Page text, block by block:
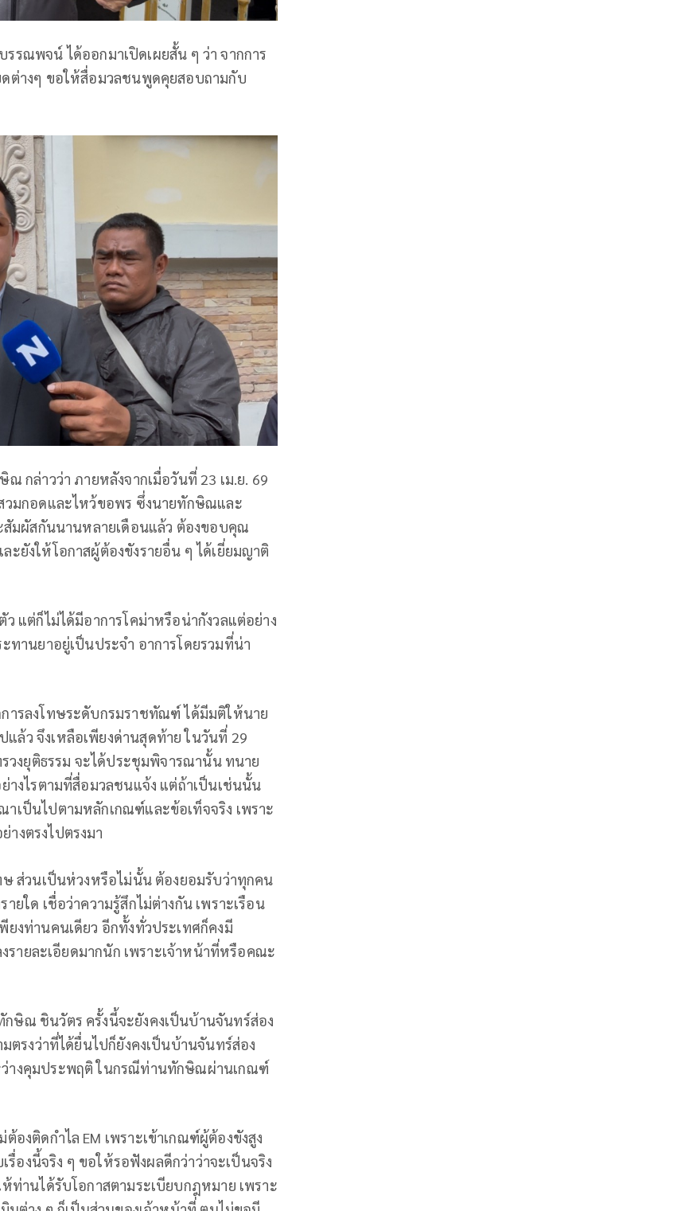
รณพจน์ ได้ออกมาเปิดเผยสั้น ๆ ว่า จากการ
ต่างๆ ขอให้สื่อมวลชนพูดคุยสอบถามกับ
กล่าวว่า ภายหลังจากเมื่อวันที่ 23 เม.ย. 69
วมกอดและไหว้ขอพร ซึ่งนายทักษิณและ
สัมผัสกันนานหลายเดือนแล้ว ต้องขอบคุณ
ยังให้โอกาสผู้ต้องขังรายอื่น ๆ ได้เยี่ยมญาติ
แต่ก็ไม่ได้มีอาการโคม่าหรือน่ากังวลแต่อย่าง
านยาอยู่เป็นประจำ อาการโดยรวมที่น่า
ารลงโทษระดับกรมราชทัณฑ์ ได้มีมติให้นาย
ว จึงเหลือเพียงด่านสุดท้าย ในวันที่ 29
วงยุติธรรม จะได้ประชุมพิจารณานั้น ทนาย
างไรตามที่สื่อมวลชนแจ้ง แต่ถ้าเป็นเช่นนั้น
เป็นไปตามหลักเกณฑ์และข้อเท็จจริง เพราะ
งตรงไปตรงมา
ส่วนเป็นห่วงหรือไม่นั้น ต้องยอมรับว่าทุกคน
ใด เชื่อว่าความรู้สึกไม่ต่างกัน เพราะเรือน
ยงท่านคนเดียว อีกทั้งทั่วประเทศก็คงมี
รายละเอียดมากนัก เพราะเจ้าหน้าที่หรือคณะ
ษิณ ชินวัตร ครั้งนี้จะยังคงเป็นบ้านจันทร์ส่อง
รงว่าที่ได้ยื่นไปก็ยังคงเป็นบ้านจันทร์ส่อง
างคุมประพฤติ ในกรณีท่านทักษิณผ่านเกณฑ์
งติดกำไล EM เพราะเข้าเกณฑ์ผู้ต้องขังสูง
องนี้จริง ๆ ขอให้รอฟังผลดีกว่าว่าจะเป็นจริง
ท่านได้รับโอกาสตามระเบียบกฎหมาย เพราะ